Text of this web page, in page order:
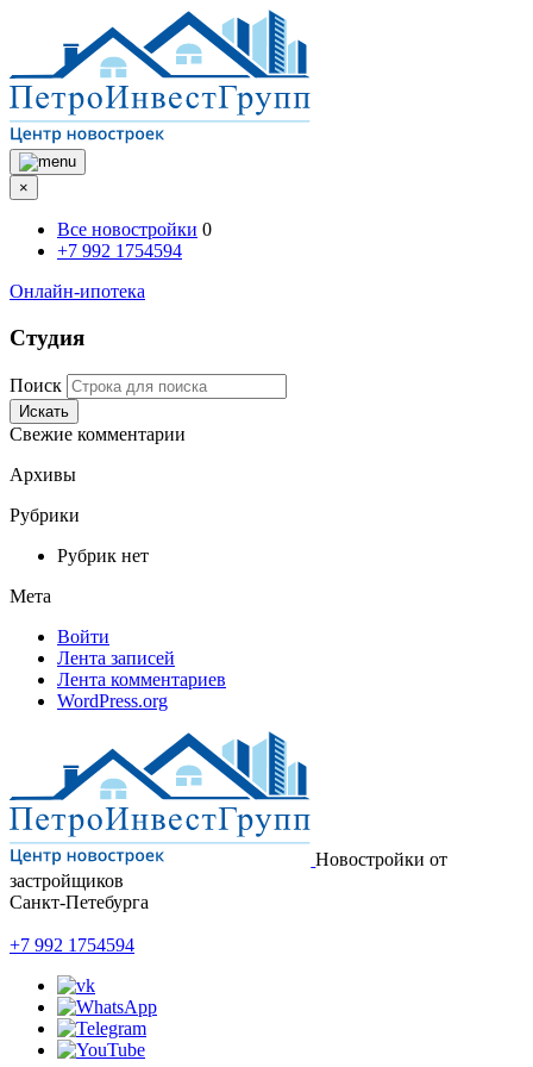
×
Все новостройки 0
+7 992 1754594
Онлайн-ипотека
Студия
Поиск
Искать
Свежие комментарии
Архивы
Рубрики
Рубрик нет
Мета
Войти
Лента записей
Лента комментариев
WordPress.org
Новостройки от
застройщиков
Санкт-Петебурга
+7 992 1754594